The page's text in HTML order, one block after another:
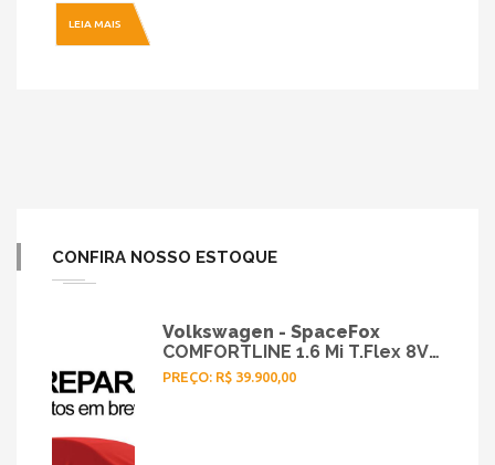
LEIA MAIS
CONFIRA NOSSO ESTOQUE
Volkswagen - SpaceFox
COMFORTLINE 1.6 Mi T.Flex 8V
5p - 2008
PREÇO: R$ 39.900,00